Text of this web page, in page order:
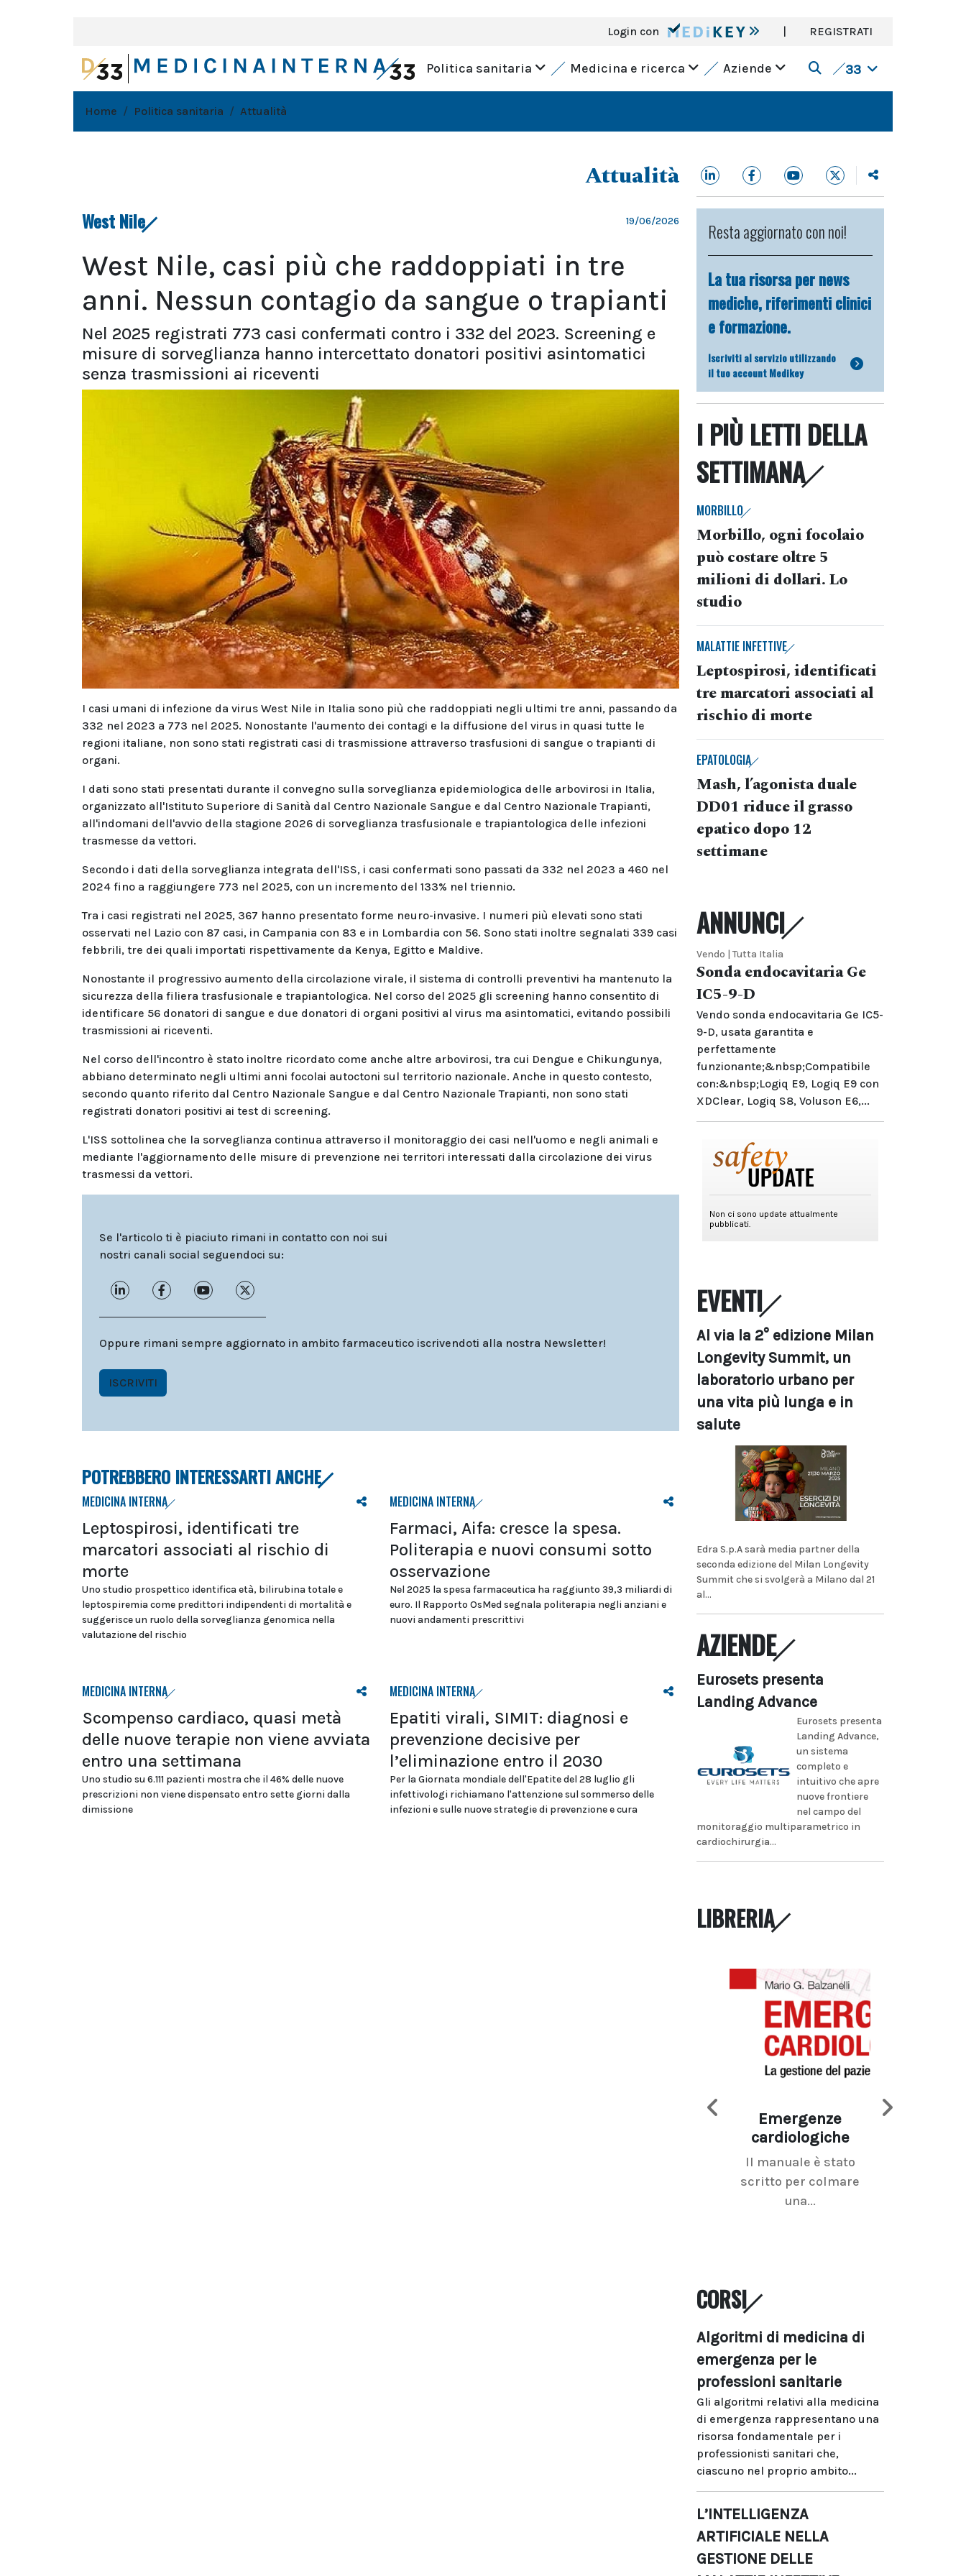
Login con | REGISTRATI
Politica sanitaria Medicina e ricerca Aziende 33
Home Politica sanitaria Attualità
Attualità
West Nile 19/06/2026
West Nile, casi più che raddoppiati in tre
anni. Nessun contagio da sangue o trapianti
Nel 2025 registrati 773 casi confermati contro i 332 del 2023. Screening e
misure di sorveglianza hanno intercettato donatori positivi asintomatici
senza trasmissioni ai riceventi
I casi umani di infezione da virus West Nile in Italia sono più che raddoppiati negli ultimi tre anni, passando da
332 nel 2023 a 773 nel 2025. Nonostante l'aumento dei contagi e la diffusione del virus in quasi tutte le
regioni italiane, non sono stati registrati casi di trasmissione attraverso trasfusioni di sangue o trapianti di
organi.
I dati sono stati presentati durante il convegno sulla sorveglianza epidemiologica delle arbovirosi in Italia,
organizzato all'Istituto Superiore di Sanità dal Centro Nazionale Sangue e dal Centro Nazionale Trapianti,
all'indomani dell'avvio della stagione 2026 di sorveglianza trasfusionale e trapiantologica delle infezioni
trasmesse da vettori.
Secondo i dati della sorveglianza integrata dell'ISS, i casi confermati sono passati da 332 nel 2023 a 460 nel
2024 fino a raggiungere 773 nel 2025, con un incremento del 133% nel triennio.
Tra i casi registrati nel 2025, 367 hanno presentato forme neuro-invasive. I numeri più elevati sono stati
osservati nel Lazio con 87 casi, in Campania con 83 e in Lombardia con 56. Sono stati inoltre segnalati 339 casi
febbrili, tre dei quali importati rispettivamente da Kenya, Egitto e Maldive.
Nonostante il progressivo aumento della circolazione virale, il sistema di controlli preventivi ha mantenuto la
sicurezza della filiera trasfusionale e trapiantologica. Nel corso del 2025 gli screening hanno consentito di
identificare 56 donatori di sangue e due donatori di organi positivi al virus ma asintomatici, evitando possibili
trasmissioni ai riceventi.
Nel corso dell'incontro è stato inoltre ricordato come anche altre arbovirosi, tra cui Dengue e Chikungunya,
abbiano determinato negli ultimi anni focolai autoctoni sul territorio nazionale. Anche in questo contesto,
secondo quanto riferito dal Centro Nazionale Sangue e dal Centro Nazionale Trapianti, non sono stati
registrati donatori positivi ai test di screening.
L'ISS sottolinea che la sorveglianza continua attraverso il monitoraggio dei casi nell'uomo e negli animali e
mediante l'aggiornamento delle misure di prevenzione nei territori interessati dalla circolazione dei virus
trasmessi da vettori.
Se l'articolo ti è piaciuto rimani in contatto con noi sui
nostri canali social seguendoci su:
Oppure rimani sempre aggiornato in ambito farmaceutico iscrivendoti alla nostra Newsletter!
ISCRIVITI
POTREBBERO INTERESSARTI ANCHE
MEDICINA INTERNA
Leptospirosi, identificati tre
marcatori associati al rischio di
morte
Uno studio prospettico identifica età, bilirubina totale e
leptospiremia come predittori indipendenti di mortalità e
suggerisce un ruolo della sorveglianza genomica nella
valutazione del rischio
MEDICINA INTERNA
Farmaci, Aifa: cresce la spesa.
Politerapia e nuovi consumi sotto
osservazione
Nel 2025 la spesa farmaceutica ha raggiunto 39,3 miliardi di
euro. Il Rapporto OsMed segnala politerapia negli anziani e
nuovi andamenti prescrittivi
MEDICINA INTERNA
Scompenso cardiaco, quasi metà
delle nuove terapie non viene avviata
entro una settimana
Uno studio su 6.111 pazienti mostra che il 46% delle nuove
prescrizioni non viene dispensato entro sette giorni dalla
dimissione
MEDICINA INTERNA
Epatiti virali, SIMIT: diagnosi e
prevenzione decisive per
l’eliminazione entro il 2030
Per la Giornata mondiale dell'Epatite del 28 luglio gli
infettivologi richiamano l'attenzione sul sommerso delle
infezioni e sulle nuove strategie di prevenzione e cura
Resta aggiornato con noi!
La tua risorsa per news
mediche, riferimenti clinici
e formazione.
Iscriviti al servizio utilizzando
il tuo account Medikey
I PIÙ LETTI DELLA
SETTIMANA
MORBILLO
Morbillo, ogni focolaio
può costare oltre 5
milioni di dollari. Lo
studio
MALATTIE INFETTIVE
Leptospirosi, identificati
tre marcatori associati al
rischio di morte
EPATOLOGIA
Mash, l’agonista duale
DD01 riduce il grasso
epatico dopo 12
settimane
ANNUNCI
Vendo | Tutta Italia
Sonda endocavitaria Ge
IC5-9-D
Vendo sonda endocavitaria Ge IC5-
9-D, usata garantita e
perfettamente
funzionante;&nbsp;Compatibile
con:&nbsp;Logiq E9, Logiq E9 con
XDClear, Logiq S8, Voluson E6,...
EVENTI
Al via la 2° edizione Milan
Longevity Summit, un
laboratorio urbano per
una vita più lunga e in
salute
Edra S.p.A sarà media partner della
seconda edizione del Milan Longevity
Summit che si svolgerà a Milano dal 21
al...
AZIENDE
Eurosets presenta
Landing Advance
Eurosets presenta
Landing Advance,
un sistema
completo e
intuitivo che apre
nuove frontiere
nel campo del
monitoraggio multiparametrico in
cardiochirurgia...
LIBRERIA
Emergenze
cardiologiche
Il manuale è stato
scritto per colmare
una...
CORSI
Algoritmi di medicina di
emergenza per le
professioni sanitarie
Gli algoritmi relativi alla medicina
di emergenza rappresentano una
risorsa fondamentale per i
professionisti sanitari che,
ciascuno nel proprio ambito...
L’INTELLIGENZA
ARTIFICIALE NELLA
GESTIONE DELLE